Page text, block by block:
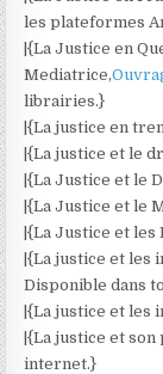
les plateformes
|{La Justice en
Mediatrice,
librairies.}
|{La justice en
|{La justice et le
|{La Justice et le
|{La Justice et le
|{La Justice et les
|{La justice et
Disponible dans
|{La justice et
|{La justice et son
internet.}